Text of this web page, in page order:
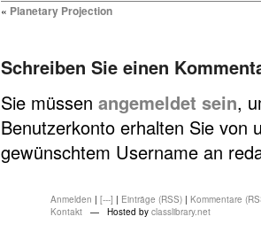
« Planetary Projection
Schreiben Sie einen
Sie müssen angemeldet sein,
Benutzerkonto erhalten Sie von
gewünschtem Username an
Anmelden | [---] | Einträge (RSS) | Kommentare
Kontakt — Hosted by classlibrary.net